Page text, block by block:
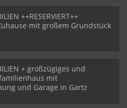
++RESERVIERT++
mit großem Grundstück
+ großzügiges und
mit
und Garage in Gartz